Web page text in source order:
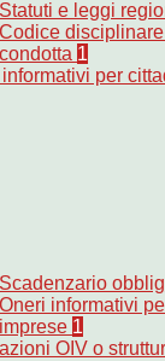
Statuti e leggi
Codice
condotta 1
per
Scadenzario
Oneri informativi
imprese 1
OIV o